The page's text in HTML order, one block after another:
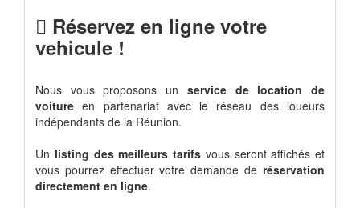
Réservez en ligne votre
vehicule !
Nous vous proposons un service de location de
voiture en partenariat avec le réseau des loueurs
indépendants de la Réunion.
Un listing des meilleurs tarifs vous seront affichés et
vous pourrez effectuer votre demande de réservation
directement en ligne.